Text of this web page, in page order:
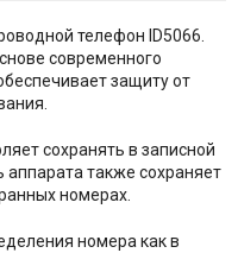
телефон ID5066.
современного
защиту от
сохранять в записной
также сохраняет
номерах.
номера как в